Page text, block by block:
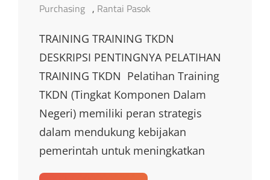
Links
Purchasing , Rantai Pasok
TRAINING TRAINING TKDN
DESKRIPSI PENTINGNYA PELATIHAN
TRAINING TKDN Pelatihan Training
TKDN (Tingkat Komponen Dalam
Negeri) memiliki peran strategis
dalam mendukung kebijakan
pemerintah untuk meningkatkan